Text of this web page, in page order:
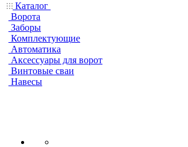
Каталог
Ворота
Заборы
Комплектующие
Автоматика
Аксессуары для ворот
Винтовые сваи
Навесы